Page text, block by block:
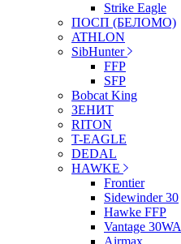
Strike Eagle
ПОСП (БЕЛОМО)
ATHLON
SibHunter
FFP
SFP
Bobcat King
ЗЕНИТ
RITON
T-EAGLE
DEDAL
HAWKE
Frontier
Sidewinder 30
Hawke FFP
Vantage 30WA
Airmax